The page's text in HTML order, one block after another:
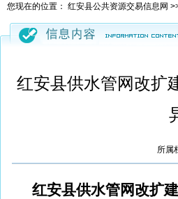
您现在的位置： 红安县公共资源交易信息网
红安县供水管网改扩
所属
红安县供水管网改扩